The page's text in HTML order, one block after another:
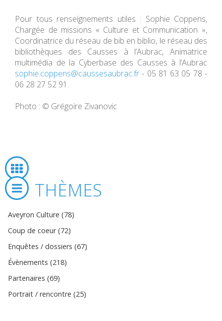
Pour tous renseignements utiles : Sophie Coppens,
Chargée de missions « Culture et Communication »,
Coordinatrice du réseau de bib en biblio, le réseau des
bibliothèques des Causses à l’Aubrac, Animatrice
multimédia de la Cyberbase des Causses à l’Aubrac
sophie.coppens@caussesaubrac.fr - 05 81 63 05 78 -
06 28 27 52 91.
Photo : © Grégoire Zivanovic
THÈMES
Aveyron Culture (78)
Coup de coeur (72)
Enquêtes / dossiers (67)
Évènements (218)
Partenaires (69)
Portrait / rencontre (25)